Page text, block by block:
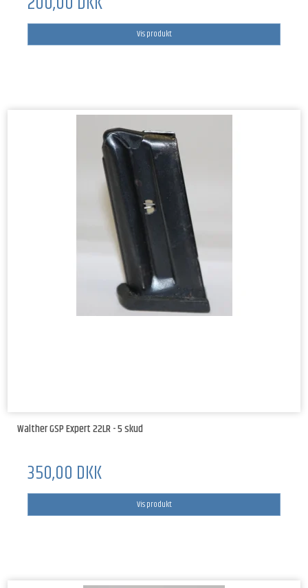
Vis produkt
Walther GSP Expert 22LR - 5 skud
350,00 DKK
Vis produkt